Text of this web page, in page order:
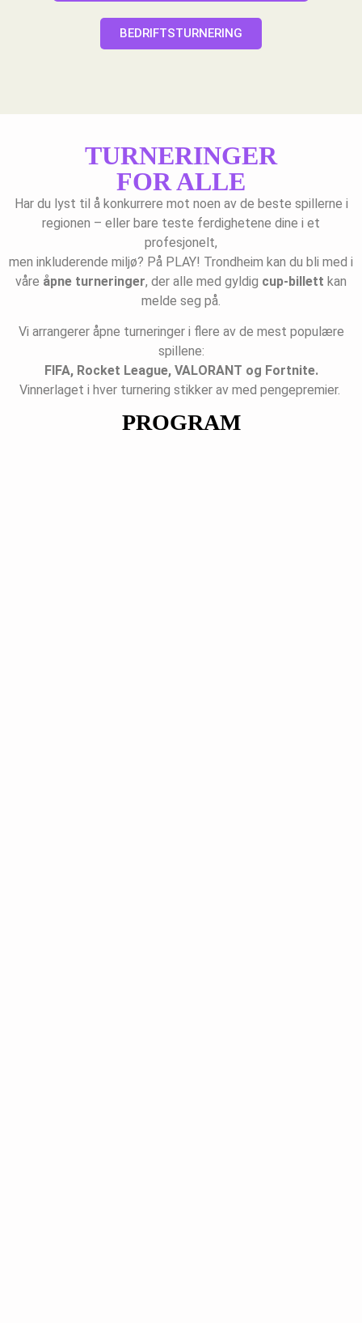
BEDRIFTSTURNERING
TURNERINGER
FOR ALLE
Har du lyst til å konkurrere mot noen av de beste spillerne i
regionen – eller bare teste ferdighetene dine i et
profesjonelt,
men inkluderende miljø? På PLAY! Trondheim kan du bli med i
våre åpne turneringer, der alle med gyldig cup-billett kan
melde seg på.
Vi arrangerer åpne turneringer i flere av de mest populære
spillene:
FIFA, Rocket League, VALORANT og Fortnite.
Vinnerlaget i hver turnering stikker av med pengepremier.
PROGRAM